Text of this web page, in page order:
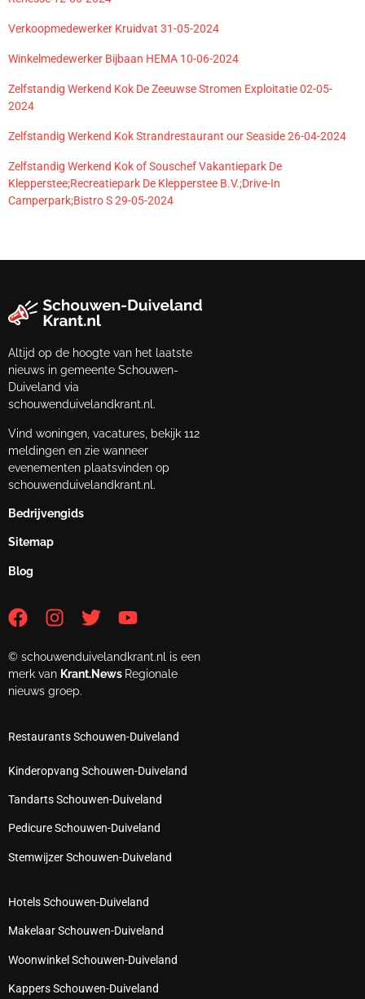
Verkoopmedewerker Kruidvat 31-05-2024
Winkelmedewerker Bijbaan HEMA 10-06-2024
Zelfstandig Werkend Kok De Zeeuwse Stromen Exploitatie 02-05-
2024
Zelfstandig Werkend Kok Strandrestaurant our Seaside 26-04-2024
Zelfstandig Werkend Kok of Souschef Vakantiepark De
Klepperstee;Recreatiepark De Klepperstee B.V.;Drive-In
Camperpark;Bistro S 29-05-2024
Altijd op de hoogte van het laatste
nieuws in gemeente Schouwen-
Duiveland via
schouwenduivelandkrant.nl.
Vind woningen, vacatures, bekijk 112
meldingen en zie wanneer
evenementen plaatsvinden op
schouwenduivelandkrant.nl.
Bedrijvengids
Sitemap
Blog
© schouwenduivelandkrant.nl is een
merk van Krant.News Regionale
nieuws groep.
Restaurants Schouwen-Duiveland
Kinderopvang Schouwen-Duiveland
Tandarts Schouwen-Duiveland
Pedicure Schouwen-Duiveland
Stemwijzer Schouwen-Duiveland
Hotels Schouwen-Duiveland
Makelaar Schouwen-Duiveland
Woonwinkel Schouwen-Duiveland
Kappers Schouwen-Duiveland